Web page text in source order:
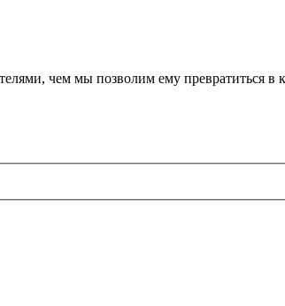
чем мы позволим ему превратиться